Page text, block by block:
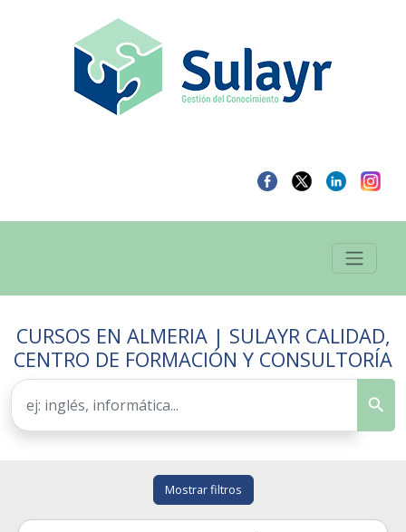
CURSOS EN ALMERIA | SULAYR CALIDAD,
CENTRO DE FORMACIÓN Y CONSULTORÍA
Mostrar filtros